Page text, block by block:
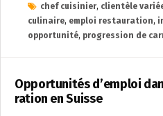
chef cuisinier, clientèle
culinaire, emploi restauration,
opportunité, progression de
Opportunités d’emploi
ration en Suisse